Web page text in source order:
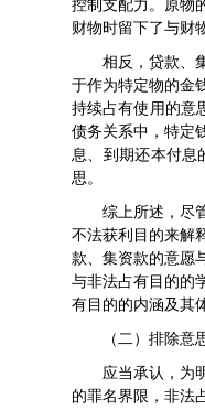
控制支配力。原物
财物时留下了与财
相反，贷款、
于作为特定物的金
持续占有使用的意
债务关系中，特定
息、到期还本付息
思。
综上所述，尽
不法获利目的来解
款、集资款的意愿
与非法占有目的的
有目的的内涵及其
（二）排除
应当承认，为
的罪名界限，非法